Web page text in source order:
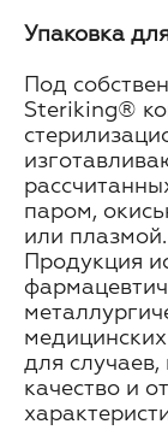
Упаковка
Под
Steriking®
паром,
или плазмой.
Продукция
для
качество и